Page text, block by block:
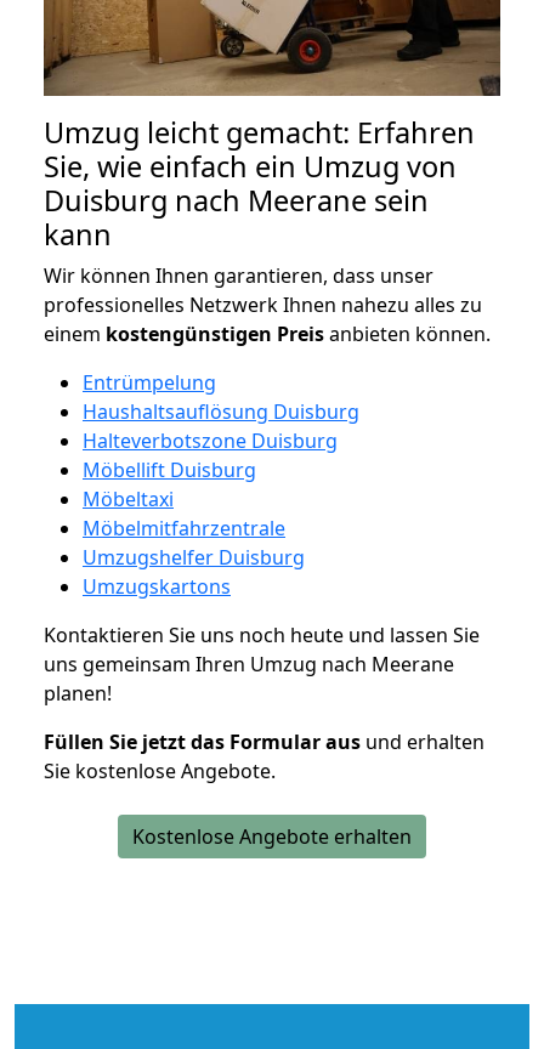
Umzug leicht gemacht: Erfahren
Sie, wie einfach ein Umzug von
Duisburg nach Meerane sein
kann
Wir können Ihnen garantieren, dass unser
professionelles Netzwerk Ihnen nahezu alles zu
einem kostengünstigen Preisanbieten können.
Entrümpelung
Haushaltsauflösung Duisburg
Halteverbotszone Duisburg
Möbellift Duisburg
Möbeltaxi
Möbelmitfahrzentrale
Umzugshelfer Duisburg
Umzugskartons
Kontaktieren Sie uns noch heute und lassen Sie
uns gemeinsam Ihren Umzug nach Meerane
planen!
Füllen Sie jetzt das Formular aus und erhalten
Sie kostenlose Angebote.
Kostenlose Angebote erhalten